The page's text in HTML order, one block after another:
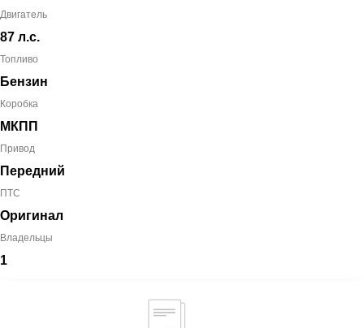
Двигатель
87 л.с.
Топливо
Бензин
Коробка
МКПП
Привод
Передний
ПТС
Оригинал
Владельцы
1